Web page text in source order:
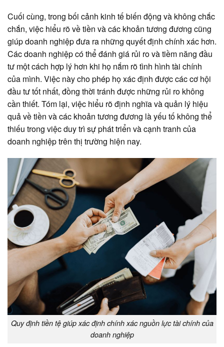
Cuối cùng, trong bối cảnh kinh tế biến động và không chắc
chắn, việc hiểu rõ về tiền và các khoản tương đương cũng
giúp doanh nghiệp đưa ra những quyết định chính xác hơn.
Các doanh nghiệp có thể đánh giá rủi ro và tiềm năng đầu
tư một cách hợp lý hơn khi họ nắm rõ tình hình tài chính
của mình. Việc này cho phép họ xác định được các cơ hội
đầu tư tốt nhất, đồng thời tránh được những rủi ro không
cần thiết. Tóm lại, việc hiểu rõ định nghĩa và quản lý hiệu
quả về tiền và các khoản tương đương là yếu tố không thể
thiếu trong việc duy trì sự phát triển và cạnh tranh của
doanh nghiệp trên thị trường hiện nay.
Quy định tiền tệ giúp xác định chính xác nguồn lực tài chính của
doanh nghiệp